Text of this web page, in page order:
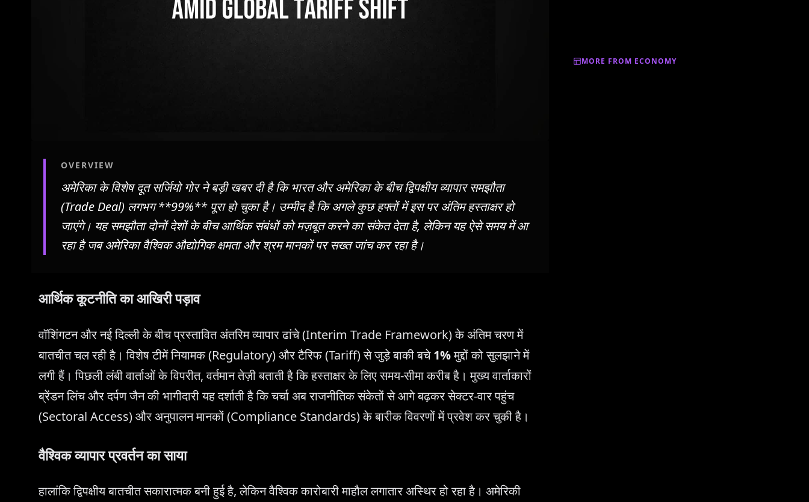
OVERVIEW
अमेरिका के विशेष दूत सर्जियो गोर ने बड़ी खबर दी है कि भारत और अमेरिका के बीच द्विपक्षीय व्यापार समझौता
(Trade Deal) लगभग **99%** पूरा हो चुका है। उम्मीद है कि अगले कुछ हफ्तों में इस पर अंतिम हस्ताक्षर हो
जाएंगे। यह समझौता दोनों देशों के बीच आर्थिक संबंधों को मज़बूत करने का संकेत देता है, लेकिन यह ऐसे समय में आ
रहा है जब अमेरिका वैश्विक औद्योगिक क्षमता और श्रम मानकों पर सख्त जांच कर रहा है।
आर्थिक कूटनीति का आखिरी पड़ाव
वॉशिंगटन और नई दिल्ली के बीच प्रस्तावित अंतरिम व्यापार ढांचे (Interim Trade Framework) के अंतिम चरण में
बातचीत चल रही है। विशेष टीमें नियामक (Regulatory) और टैरिफ (Tariff) से जुड़े बाकी बचे1%मुद्दों को सुलझाने में
लगी हैं। पिछली लंबी वार्ताओं के विपरीत, वर्तमान तेज़ी बताती है कि हस्ताक्षर के लिए समय-सीमा करीब है। मुख्य वार्ताकारों
ब्रेंडन लिंच और दर्पण जैन की भागीदारी यह दर्शाती है कि चर्चा अब राजनीतिक संकेतों से आगे बढ़कर सेक्टर-वार पहुंच
(Sectoral Access) और अनुपालन मानकों (Compliance Standards) के बारीक विवरणों में प्रवेश कर चुकी है।
वैश्विक व्यापार प्रवर्तन का साया
हालांकि द्विपक्षीय बातचीत सकारात्मक बनी हुई है, लेकिन वैश्विक कारोबारी माहौल लगातार अस्थिर हो रहा है। अमेरिकी
MORE FROM ECONOMY